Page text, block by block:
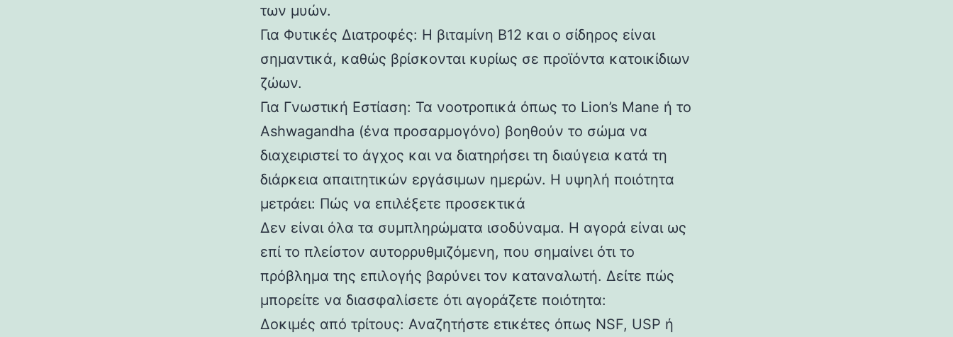
των μυών.
Για Φυτικές Διατροφές: Η βιταμίνη Β12 και ο σίδηρος είναι
σημαντικά, καθώς βρίσκονται κυρίως σε προϊόντα κατοικίδιων
ζώων.
Για Γνωστική Εστίαση: Τα νοοτροπικά όπως το Lion’s Mane ή το
Ashwagandha (ένα προσαρμογόνο) βοηθούν το σώμα να
διαχειριστεί το άγχος και να διατηρήσει τη διαύγεια κατά τη
διάρκεια απαιτητικών εργάσιμων ημερών. Η υψηλή ποιότητα
μετράει: Πώς να επιλέξετε προσεκτικά
Δεν είναι όλα τα συμπληρώματα ισοδύναμα. Η αγορά είναι ως
επί το πλείστον αυτορρυθμιζόμενη, που σημαίνει ότι το
πρόβλημα της επιλογής βαρύνει τον καταναλωτή. Δείτε πώς
μπορείτε να διασφαλίσετε ότι αγοράζετε ποιότητα:
Δοκιμές από τρίτους: Αναζητήστε ετικέτες όπως NSF, USP ή